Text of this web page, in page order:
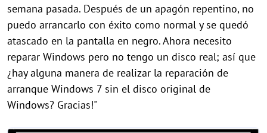
semana pasada. Después de un apagón repentino, no
puedo arrancarlo con éxito como normal y se quedó
atascado en la pantalla en negro. Ahora necesito
reparar Windows pero no tengo un disco real; así que
¿hay alguna manera de realizar la reparación de
arranque Windows 7 sin el disco original de
Windows? Gracias!"